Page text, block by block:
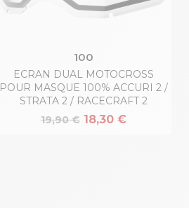
100
ECRAN DUAL MOTOCROSS
POUR MASQUE 100% ACCURI 2 /
STRATA 2 / RACECRAFT 2
19,90 € 18,30 €